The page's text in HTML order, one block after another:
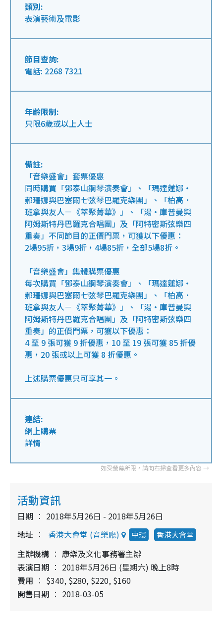
類別:
表演藝術及電影
節目查詢:
電話: 2268 7321
年齡限制:
只限6歲或以上人士
備註:
「音樂盛會」套票優惠
同時購買「鄧泰山鋼琴演奏會」、「瑪達蓮娜‧
郝珊娜與巴塞爾七弦琴巴羅克樂團」、「柏高．
班拿與友人－《萃聚菁華》」、「湯‧庫普曼與
阿姆斯特丹巴羅克合唱團」及「阿特密斯弦樂四
重奏」不同節目的正價門票，可獲以下優惠：
2場95折，3場9折，4場85折，全部5場8折。
「音樂盛會」集體購票優惠
每次購買「鄧泰山鋼琴演奏會」、「瑪達蓮娜‧
郝珊娜與巴塞爾七弦琴巴羅克樂團」、「柏高．
班拿與友人－《萃聚菁華》」、「湯‧庫普曼與
阿姆斯特丹巴羅克合唱團」及「阿特密斯弦樂四
重奏」的正價門票，可獲以下優惠：
4 至 9 張可獲 9 折優惠，10 至 19 張可獲 85 折優
惠，20 張或以上可獲 8 折優惠。
上述購票優惠只可享其一。
連結:
網上購票
詳情
活動資訊
日期
2018年5月26日 - 2018年5月26日
地址
香港大會堂 (音樂廳) 中環 香港大會堂
主辦機構
康樂及文化事務署主辦
表演日期
2018年5月26日 (星期六) 晚上8時
費用
$340, $280, $220, $160
開售日期
2018-03-05